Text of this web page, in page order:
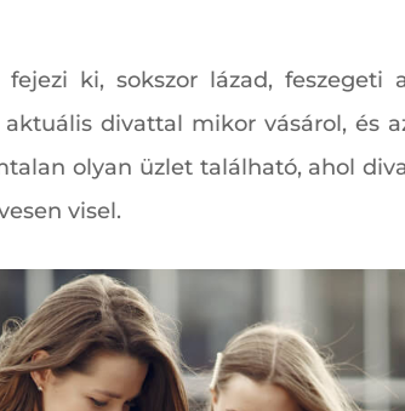
ki, sokszor lázad,
divattal mikor vásárol, és
olyan üzlet található, ahol
visel.